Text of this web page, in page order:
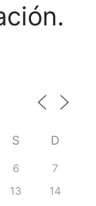
S D
6
7
13
14